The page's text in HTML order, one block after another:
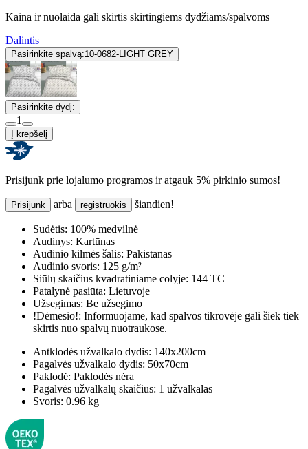
Kaina ir nuolaida gali skirtis skirtingiems dydžiams/spalvoms
Dalintis
Pasirinkite spalvą:10-0682-LIGHT GREY
Pasirinkite dydį:
1
Į krepšelį
Prisijunk prie lojalumo programos ir atgauk 5% pirkinio sumos!
Prisijunk arba registruokis šiandien!
Sudėtis: 100% medvilnė
Audinys: Kartūnas
Audinio kilmės šalis: Pakistanas
Audinio svoris: 125 g/m²
Siūlų skaičius kvadratiniame colyje: 144 TC
Patalynė pasiūta: Lietuvoje
Užsegimas: Be užsegimo
!Dėmesio!: Informuojame, kad spalvos tikrovėje gali šiek tiek
skirtis nuo spalvų nuotraukose.
Antklodės užvalkalo dydis: 140x200cm
Pagalvės užvalkalo dydis: 50x70cm
Paklodė: Paklodės nėra
Pagalvės užvalkalų skaičius: 1 užvalkalas
Svoris: 0.96 kg